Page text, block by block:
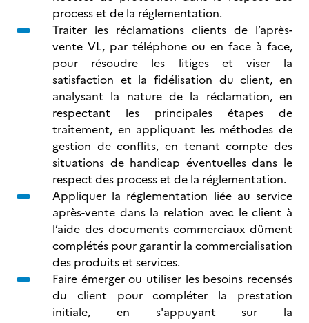
process et de la réglementation.
Traiter les réclamations clients de l’après-
vente VL, par téléphone ou en face à face,
pour résoudre les litiges et viser la
satisfaction et la fidélisation du client, en
analysant la nature de la réclamation, en
respectant les principales étapes de
traitement, en appliquant les méthodes de
gestion de conflits, en tenant compte des
situations de handicap éventuelles dans le
respect des process et de la réglementation.
Appliquer la réglementation liée au service
après-vente dans la relation avec le client à
l’aide des documents commerciaux dûment
complétés pour garantir la commercialisation
des produits et services.
Faire émerger ou utiliser les besoins recensés
du client pour compléter la prestation
initiale, en s'appuyant sur la